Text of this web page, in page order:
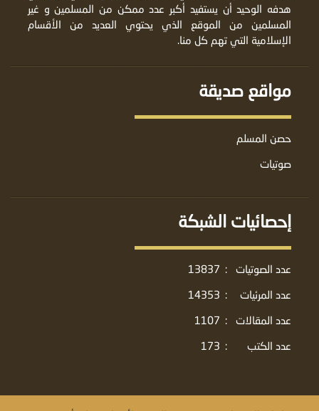
هدفه الوحيد أن يستفيد أكبر عدد ممكن من المسلمين و غير
المسلمين من الموقع الذي يحتوي العديد من الأقسام
الإسلامية التي تهم كل منا.
مواقع صديقة
حصن المسلم
صوتيات
إحصائيات الشبكة
عدد الصوتيات :
13837
عدد المرئيات
:
14353
عدد المقالات
:
1107
عدد الكتب
:
173